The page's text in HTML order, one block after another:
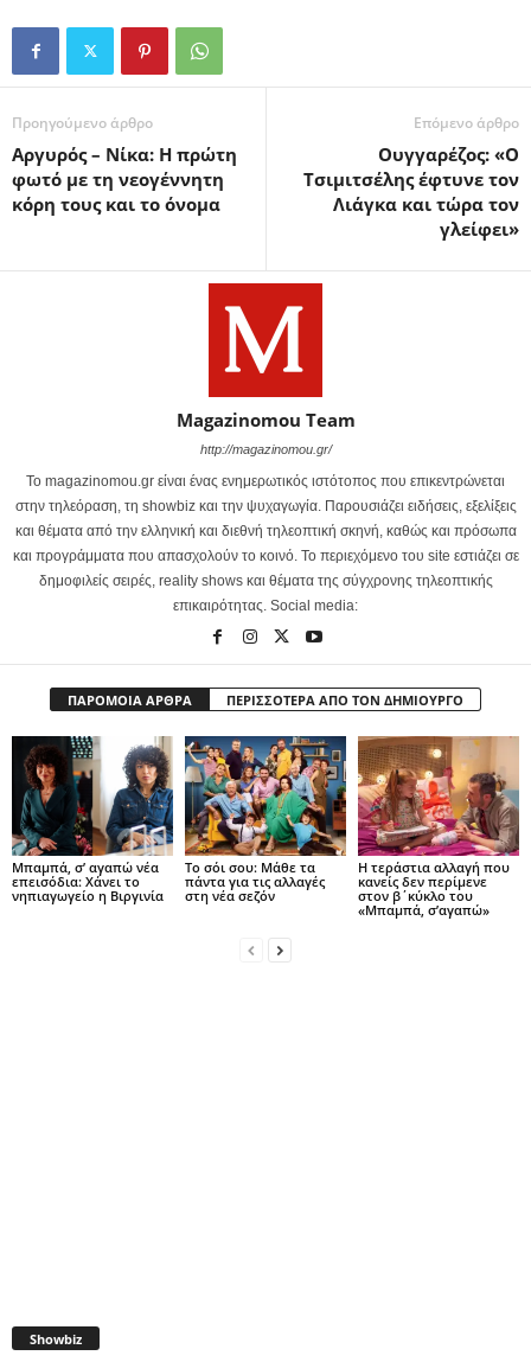
Προηγούμενο άρθρο
Αργυρός – Νίκα: Η πρώτη
φωτό με τη νεογέννητη
κόρη τους και το όνομα
Επόμενο άρθρο
Ουγγαρέζος: «Ο
Τσιμιτσέλης έφτυνε τον
Λιάγκα και τώρα τον
γλείφει»
Magazinomou Team
http://magazinomou.gr/
Το magazinomou.gr είναι ένας ενημερωτικός ιστότοπος που επικεντρώνεται
στην τηλεόραση, τη showbiz και την ψυχαγωγία. Παρουσιάζει ειδήσεις, εξελίξεις
και θέματα από την ελληνική και διεθνή τηλεοπτική σκηνή, καθώς και πρόσωπα
και προγράμματα που απασχολούν το κοινό. Το περιεχόμενο του site εστιάζει σε
δημοφιλείς σειρές, reality shows και θέματα της σύγχρονης τηλεοπτικής
επικαιρότητας. Social media:
ΠΑΡΟΜΟΙΑ ΑΡΘΡΑ ΠΕΡΙΣΣΟΤΕΡΑ ΑΠΟ ΤΟΝ ΔΗΜΙΟΥΡΓΟ
Μπαμπά, σ’ αγαπώ νέα
επεισόδια: Χάνει το
νηπιαγωγείο η Βιργινία
Το σόι σου: Μάθε τα
πάντα για τις αλλαγές
στη νέα σεζόν
Η τεράστια αλλαγή που
κανείς δεν περίμενε
στον β΄κύκλο του
«Μπαμπά, σ’αγαπώ»
Showbiz